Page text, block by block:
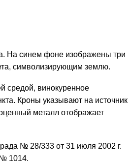
На синем фоне изображены три
символизирующим землю.
средой, винокуренное
Кроны указывают на источник
металл отображает
№ 28/333 от 31 июля 2002 г.
№ 1014.